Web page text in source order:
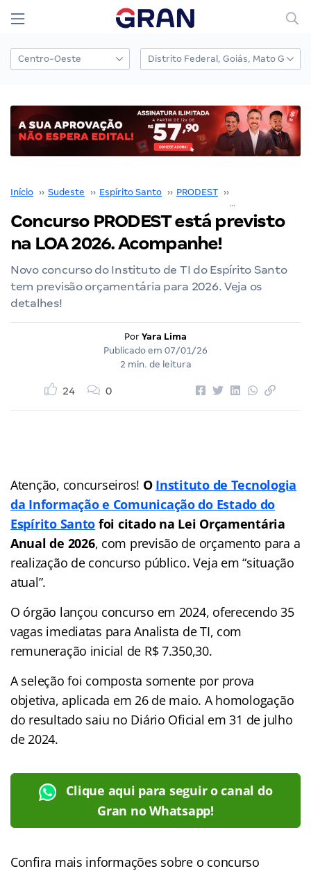
Início ›› Sudeste ›› Espírito Santo ›› PRODEST ››
Concurso PRODEST está previsto
na LOA 2026. Acompanhe!
Novo concurso do Instituto de TI do Espírito Santo
tem previsão orçamentária para 2026. Veja os
detalhes!
Por Yara Lima
Publicado em 07/01/26
2 min. de leitura
24 0
Atenção, concurseiros! O Instituto de Tecnologia
da Informação e Comunicação do Estado do
Espírito Santo foi citado na Lei Orçamentária
Anual de 2026, com previsão de orçamento para a
realização de concurso público. Veja em “situação
atual”.
O órgão lançou concurso em 2024, oferecendo 35
vagas imediatas para Analista de TI, com
remuneração inicial de R$ 7.350,30.
A seleção foi composta somente por prova
objetiva, aplicada em 26 de maio. A homologação
do resultado saiu no Diário Oficial em 31 de julho
de 2024.
Clique aqui para seguir o canal do
Gran no Whatsapp!
Confira mais informações sobre o concurso